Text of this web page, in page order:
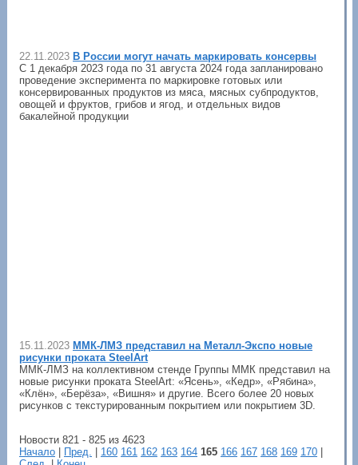
22.11.2023 В России могут начать маркировать консервы
С 1 декабря 2023 года по 31 августа 2024 года запланировано
проведение эксперимента по маркировке готовых или
консервированных продуктов из мяса, мясных субпродуктов,
овощей и фруктов, грибов и ягод, и отдельных видов
бакалейной продукции
15.11.2023 ММК-ЛМЗ представил на Металл-Экспо новые
рисунки проката SteelArt
ММК-ЛМЗ на коллективном стенде Группы ММК представил на
новые рисунки проката SteelArt: «Ясень», «Кедр», «Рябина»,
«Клён», «Берёза», «Вишня» и другие. Всего более 20 новых
рисунков с текстурированным покрытием или покрытием 3D.
Новости 821 - 825 из 4623
Начало | Пред. | 160 161 162 163 164 165 166 167 168 169 170 |